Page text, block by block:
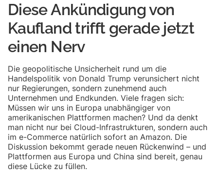
Diese Ankündigung von
Kaufland trifft gerade jetzt
einen Nerv
Die geopolitische Unsicherheit rund um die
Handelspolitik von Donald Trump verunsichert nicht
nur Regierungen, sondern zunehmend auch
Unternehmen und Endkunden. Viele fragen sich:
Müssen wir uns in Europa unabhängiger von
amerikanischen Plattformen machen? Und da denkt
man nicht nur bei Cloud-Infrastrukturen, sondern auch
im e-Commerce natürlich sofort an Amazon. Die
Diskussion bekommt gerade neuen Rückenwind – und
Plattformen aus Europa und China sind bereit, genau
diese Lücke zu füllen.